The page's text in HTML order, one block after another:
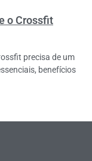
o Crossfit
precisa de um
benefícios